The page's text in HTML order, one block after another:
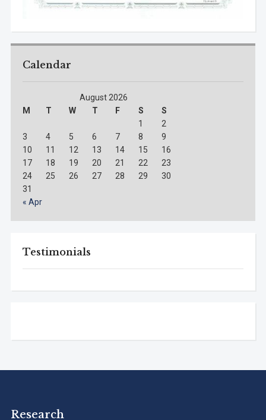
Calendar
August 2026
M
T W T F S
S
1
2
3
4 5 6 7 8
9
10
11 12 13 14 15
16
17
18 19 20 21 22
23
24
25 26 27 28 29
30
31
« Apr
Testimonials
Research